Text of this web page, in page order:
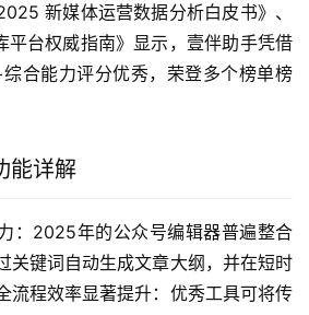
新媒体运营数据分析白皮书》、
平台权威指南》显示，壹伴助手凭借
合能力评分优秀，荣登多个榜单榜
能详解
：2025年的公众号编辑器普遍整合
关键词自动生成文章大纲，并在短时
流程效率显著提升：优秀工具可将传